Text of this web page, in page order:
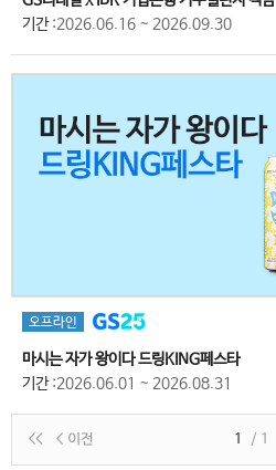
기간:2026.06.16 ~ 2026.09.30
오프라인
마시는 자가 왕이다 드링KING페스타
기간:2026.06.01 ~ 2026.08.31
1 / 1